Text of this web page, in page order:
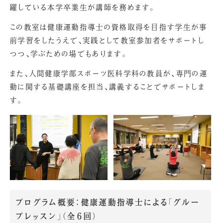
躍している本学卒業生が講師を務めます。
この教室は健康運動指導士の資格取得を目指す学生が事
前学習をしたうえで、実践として教室参加者をサポートし
つつ、学ぶための場でもあります。
また、人間健康学部スポーツ医科学科の教員が、専門の運
動に関する基礎講座を担当、講義することでサポートしま
す。
プログラム概要：健康運動指導士による「グルー
プレッスン」（全６回）